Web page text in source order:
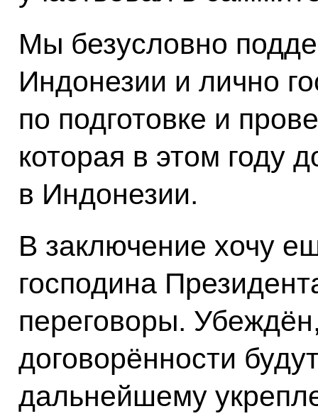
Мы безусловно
Индонезии и лично
по подготовке и
которая в этом году
в Индонезии.
В заключение хочу
господина
переговоры.
договорённости
дальнейшему